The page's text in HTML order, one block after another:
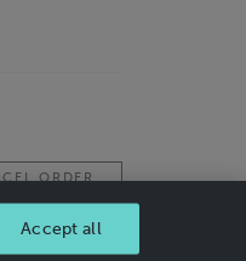
ORDER
Accept all